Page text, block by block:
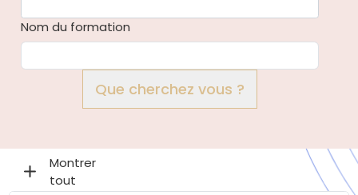
Nom du formation
Que cherchez vous ?